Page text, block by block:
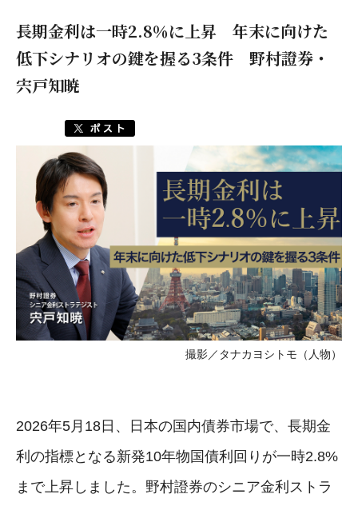
長期金利は一時2.8％に上昇 年末に向けた
低下シナリオの鍵を握る3条件 野村證券・
宍戸知暁
撮影／タナカヨシトモ（人物）
2026年5月18日、日本の国内債券市場で、長期金
利の指標となる新発10年物国債利回りが一時2.8%
まで上昇しました。野村證券のシニア金利ストラ